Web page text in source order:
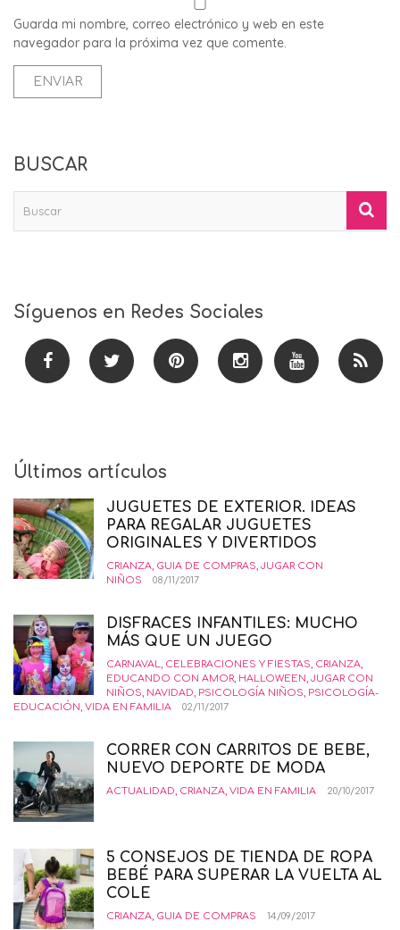
Guarda mi nombre, correo electrónico y web en este
navegador para la próxima vez que comente.
BUSCAR
Síguenos en Redes Sociales
Últimos artículos
JUGUETES DE EXTERIOR. IDEAS
PARA REGALAR JUGUETES
ORIGINALES Y DIVERTIDOS
CRIANZA, GUIA DE COMPRAS, JUGAR CON
NIÑOS
08/11/2017
DISFRACES INFANTILES: MUCHO
MÁS QUE UN JUEGO
CARNAVAL, CELEBRACIONES Y FIESTAS, CRIANZA,
EDUCANDO CON AMOR, HALLOWEEN, JUGAR CON
NIÑOS, NAVIDAD, PSICOLOGÍA NIÑOS, PSICOLOGÍA-
EDUCACIÓN, VIDA EN FAMILIA 02/11/2017
CORRER CON CARRITOS DE BEBE,
NUEVO DEPORTE DE MODA
ACTUALIDAD, CRIANZA, VIDA EN FAMILIA 20/10/2017
5 CONSEJOS DE TIENDA DE ROPA
BEBÉ PARA SUPERAR LA VUELTA AL
COLE
CRIANZA, GUIA DE COMPRAS 14/09/2017